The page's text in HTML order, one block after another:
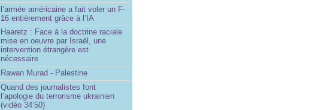
l’armée américaine a fait voler un F-
16 entièrement grâce à l’IA
Haaretz : Face à la doctrine raciale
mise en oeuvre par Israël, une
intervention étrangère est
nécessaire
Rawan Murad - Palestine
Quand des journalistes font
l’apologie du terrorisme ukrainien
(vidéo 34’50)